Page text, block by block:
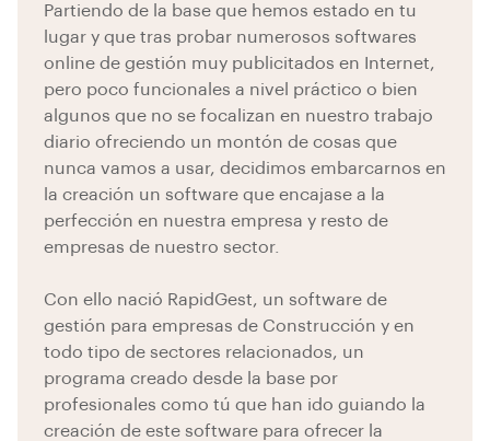
Partiendo de la base que hemos estado en tu
lugar y que tras probar numerosos softwares
online de gestión muy publicitados en Internet,
pero poco funcionales a nivel práctico o bien
algunos que no se focalizan en nuestro trabajo
diario ofreciendo un montón de cosas que
nunca vamos a usar, decidimos embarcarnos en
la creación un software que encajase a la
perfección en nuestra empresa y resto de
empresas de nuestro sector.
Con ello nació RapidGest, un software de
gestión para empresas de Construcción y en
todo tipo de sectores relacionados, un
programa creado desde la base por
profesionales como tú que han ido guiando la
creación de este software para ofrecer la